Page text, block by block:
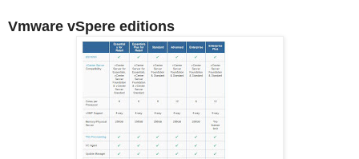
Vmware vSpere editions